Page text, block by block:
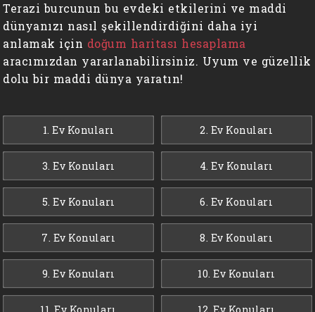
Terazi burcunun bu evdeki etkilerini ve maddi
dünyanızı nasıl şekillendirdiğini daha iyi
anlamak için doğum haritası hesaplama
aracımızdan yararlanabilirsiniz. Uyum ve güzellik
dolu bir maddi dünya yaratın!
1. Ev Konuları 2. Ev Konuları
3. Ev Konuları 4. Ev Konuları
5. Ev Konuları 6. Ev Konuları
7. Ev Konuları 8. Ev Konuları
9. Ev Konuları 10. Ev Konuları